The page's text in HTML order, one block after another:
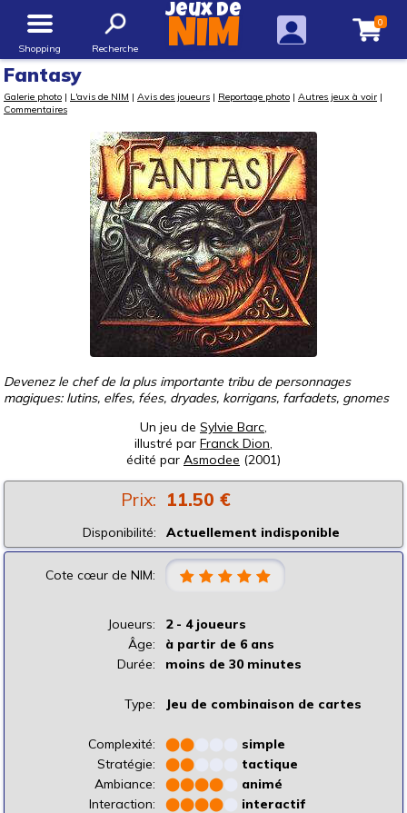
Shopping Recherche
Jeux de
NIM 0
Fantasy
Galerie photo | L'avis de NIM | Avis des joueurs | Reportage photo | Autres jeux à voir |
Commentaires
Devenez le chef de la plus importante tribu de personnages
magiques: lutins, elfes, fées, dryades, korrigans, farfadets, gnomes
Un jeu de Sylvie Barc,
illustré par Franck Dion,
édité par Asmodee (2001)
Prix: 11.50 €
Disponibilité: Actuellement indisponible
Cote cœur de NIM:
Joueurs:
2 - 4 joueurs
Âge:
à partir de 6 ans
Durée:
moins de 30 minutes
Type: Jeu de combinaison de cartes
Complexité: ⬤⬤
simple
Stratégie:
⬤⬤
tactique
Ambiance:
⬤⬤⬤⬤
animé
Interaction:
⬤⬤⬤⬤
interactif